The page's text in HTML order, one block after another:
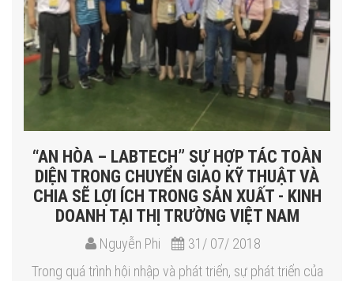
“AN HÒA – LABTECH” SỰ HỢP TÁC TOÀN
DIỆN TRONG CHUYỂN GIAO KỸ THUẬT VÀ
CHIA SẼ LỢI ÍCH TRONG SẢN XUẤT - KINH
DOANH TẠI THỊ TRƯỜNG VIỆT NAM
Nguyễn Phi
31/ 07/ 2018
Trong quá trình hội nhập và phát triển, sự phát triển của